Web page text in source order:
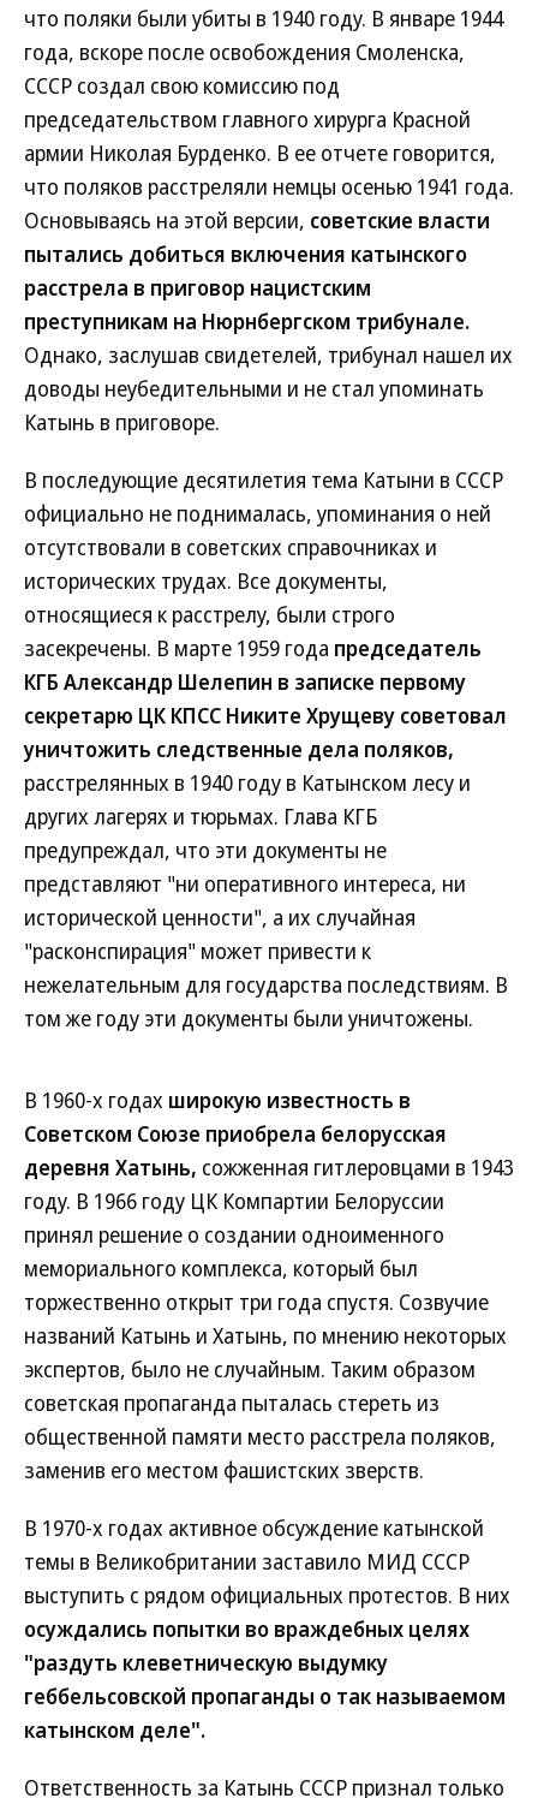
что поляки были убиты в 1940 году. В январе 1944
года, вскоре после освобождения Смоленска,
СССР создал свою комиссию под
председательством главного хирурга Красной
армии Николая Бурденко. В ее отчете говорится,
что поляков расстреляли немцы осенью 1941 года.
Основываясь на этой версии, советские власти
пытались добиться включения катынского
расстрела в приговор нацистским
преступникам на Нюрнбергском трибунале.
Однако, заслушав свидетелей, трибунал нашел их
доводы неубедительными и не стал упоминать
Катынь в приговоре.
В последующие десятилетия тема Катыни в СССР
официально не поднималась, упоминания о ней
отсутствовали в советских справочниках и
исторических трудах. Все документы,
относящиеся к расстрелу, были строго
засекречены. В марте 1959 года председатель
КГБ Александр Шелепин в записке первому
секретарю ЦК КПСС Никите Хрущеву советовал
уничтожить следственные дела поляков,
расстрелянных в 1940 году в Катынском лесу и
других лагерях и тюрьмах. Глава КГБ
предупреждал, что эти документы не
представляют "ни оперативного интереса, ни
исторической ценности", а их случайная
"расконспирация" может привести к
нежелательным для государства последствиям. В
том же году эти документы были уничтожены.
В 1960-х годах широкую известность в
Советском Союзе приобрела белорусская
деревня Хатынь, сожженная гитлеровцами в 1943
году. В 1966 году ЦК Компартии Белоруссии
принял решение о создании одноименного
мемориального комплекса, который был
торжественно открыт три года спустя. Созвучие
названий Катынь и Хатынь, по мнению некоторых
экспертов, было не случайным. Таким образом
советская пропаганда пыталась стереть из
общественной памяти место расстрела поляков,
заменив его местом фашистских зверств.
В 1970-х годах активное обсуждение катынской
темы в Великобритании заставило МИД СССР
выступить с рядом официальных протестов. В них
осуждались попытки во враждебных целях
"раздуть клеветническую выдумку
геббельсовской пропаганды о так называемом
катынском деле".
Ответственность за Катынь СССР признал только